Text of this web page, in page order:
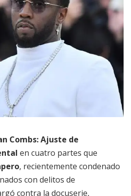
Combs: Ajuste de
en cuatro partes que
, recientemente condenado
con delitos de
contra la docuserie,